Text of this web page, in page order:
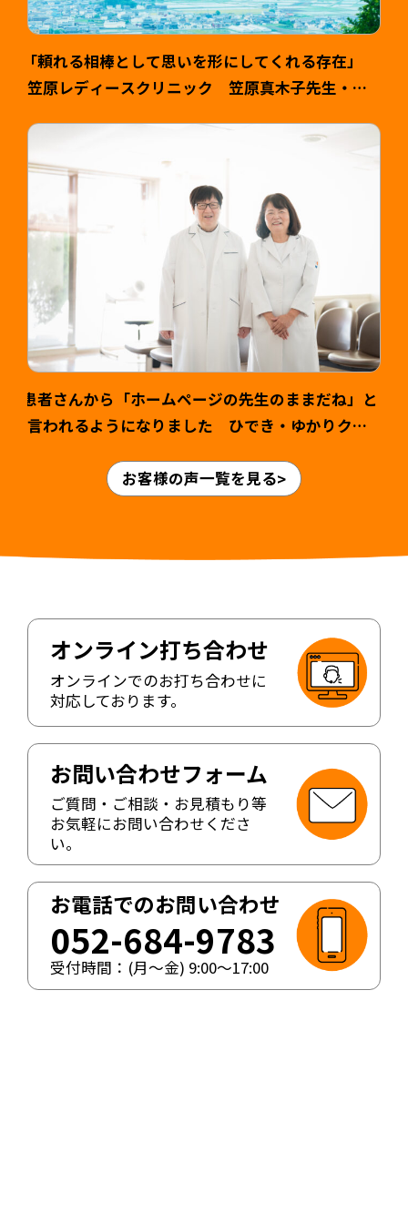
「頼れる相棒として思いを形にしてくれる存在」
笠原レディースクリニック 笠原真木子先生・健
患者さんから「ホームページの先生のままだね」と
言われるようになりました ひでき・ゆかりクリ
お客様の声一覧を見る
オンライン打ち合わせ
オンラインでのお打ち合わせに
対応しております。
お問い合わせフォーム
ご質問・ご相談・お見積もり等
お気軽にお問い合わせくださ
い。
お電話でのお問い合わせ
052-684-9783
受付時間：(月〜金) 9:00〜17:00